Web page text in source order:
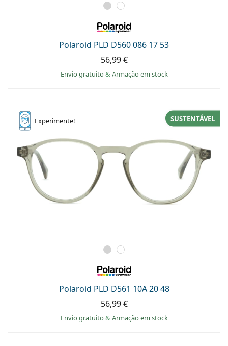
Polaroid PLD D560 086 17 53
56,99 €
Envio gratuito& Armação em stock
Experimente!
Polaroid PLD D561 10A 20 48
SUSTENTÁVEL
56,99 €
Envio gratuito& Armação em stock